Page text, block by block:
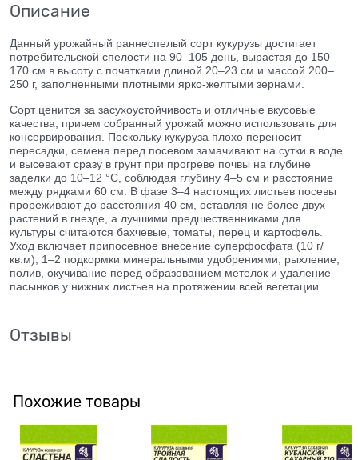
Описание
Данный урожайный раннеспелый сорт кукурузы достигает
потребительской спелости на 90–105 день, вырастая до 150–
170 см в высоту с початками длиной 20–23 см и массой 200–
250 г, заполненными плотными ярко-желтыми зернами.
Сорт ценится за засухоустойчивость и отличные вкусовые
качества, причем собранный урожай можно использовать для
консервирования. Поскольку кукуруза плохо переносит
пересадки, семена перед посевом замачивают на сутки в воде
и высевают сразу в грунт при прогреве почвы на глубине
заделки до 10–12 °С, соблюдая глубину 4–5 см и расстояние
между рядками 60 см. В фазе 3–4 настоящих листьев посевы
прореживают до расстояния 40 см, оставляя не более двух
растений в гнезде, а лучшими предшественниками для
культуры считаются бахчевые, томаты, перец и картофель.
Уход включает припосевное внесение суперфосфата (10 г/
кв.м), 1–2 подкормки минеральными удобрениями, рыхление,
полив, окучивание перед образованием метелок и удаление
пасынков у нижних листьев на протяжении всей вегетации
Отзывы
Похожие товары